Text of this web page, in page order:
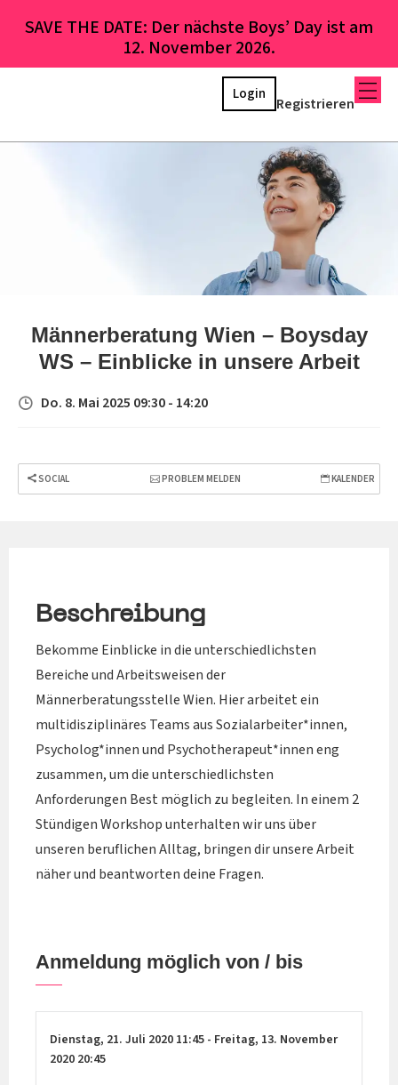
SAVE THE DATE: Der nächste Boys’ Day ist am
12. November 2026.
Registrieren
Login
Männerberatung Wien – Boysday
WS – Einblicke in unsere Arbeit
Do. 8. Mai 2025 09:30 - 14:20
SOCIAL PROBLEM MELDEN KALENDER
Beschreibung
Bekomme Einblicke in die unterschiedlichsten
Bereiche und Arbeitsweisen der
Männerberatungsstelle Wien. Hier arbeitet ein
multidisziplinäres Teams aus Sozialarbeiter*innen,
Psycholog*innen und Psychotherapeut*innen eng
zusammen, um die unterschiedlichsten
Anforderungen Best möglich zu begleiten. In einem 2
Stündigen Workshop unterhalten wir uns über
unseren beruflichen Alltag, bringen dir unsere Arbeit
näher und beantworten deine Fragen.
Anmeldung möglich von / bis
Dienstag, 21. Juli 2020 11:45 - Freitag, 13. November
2020 20:45